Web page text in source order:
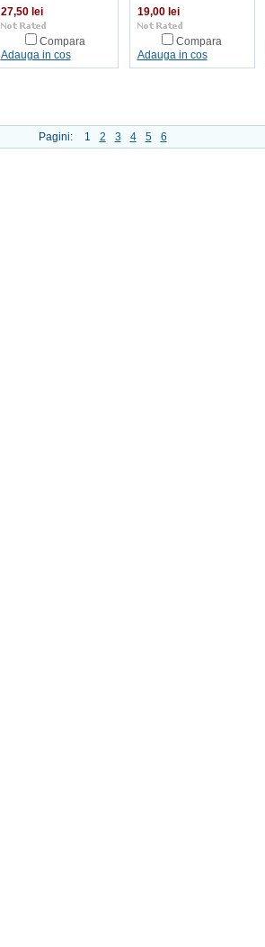
27,50 lei
Compara
Adauga in cos
19,00 lei
Compara
Adauga in cos
Pagini: 1 2 3 4 5 6